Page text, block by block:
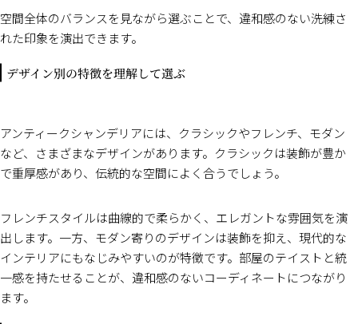
空間全体のバランスを見ながら選ぶことで、違和感のない洗練さ
れた印象を演出できます。
デザイン別の特徴を理解して選ぶ
アンティークシャンデリアには、クラシックやフレンチ、モダン
など、さまざまなデザインがあります。クラシックは装飾が豊か
で重厚感があり、伝統的な空間によく合うでしょう。
フレンチスタイルは曲線的で柔らかく、エレガントな雰囲気を演
出します。一方、モダン寄りのデザインは装飾を抑え、現代的な
インテリアにもなじみやすいのが特徴です。部屋のテイストと統
一感を持たせることが、違和感のないコーディネートにつながり
ます。